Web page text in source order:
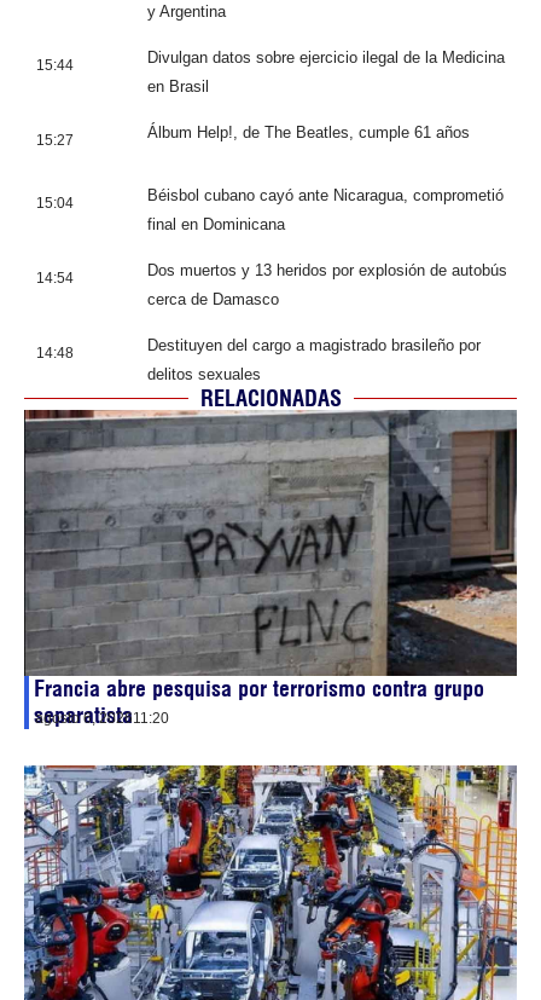
y Argentina
15:44
Divulgan datos sobre ejercicio ilegal de la Medicina
en Brasil
15:27 Álbum Help!, de The Beatles, cumple 61 años
15:04
Béisbol cubano cayó ante Nicaragua, comprometió
final en Dominicana
14:54
Dos muertos y 13 heridos por explosión de autobús
cerca de Damasco
14:48
Destituyen del cargo a magistrado brasileño por
delitos sexuales
RELACIONADAS
Francia abre pesquisa por terrorismo contra grupo
separatista
agosto 6, 202611:20